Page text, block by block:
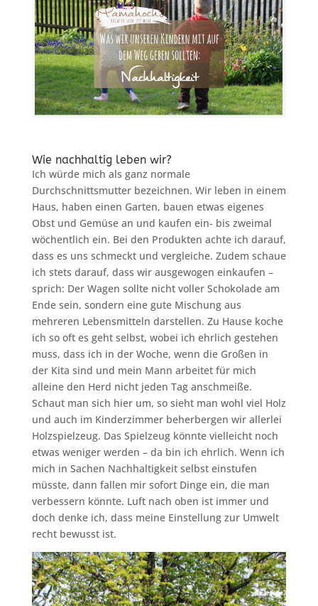
Wie nachhaltig leben wir?
Ich würde mich als ganz normale
Durchschnittsmutter bezeichnen. Wir leben in einem
Haus, haben einen Garten, bauen etwas eigenes
Obst und Gemüse an und kaufen ein- bis zweimal
wöchentlich ein. Bei den Produkten achte ich darauf,
dass es uns schmeckt und vergleiche. Zudem schaue
ich stets darauf, dass wir ausgewogen einkaufen –
sprich: Der Wagen sollte nicht voller Schokolade am
Ende sein, sondern eine gute Mischung aus
mehreren Lebensmitteln darstellen. Zu Hause koche
ich so oft es geht selbst, wobei ich ehrlich gestehen
muss, dass ich in der Woche, wenn die Großen in
der Kita sind und mein Mann arbeitet für mich
alleine den Herd nicht jeden Tag anschmeiße.
Schaut man sich hier um, so sieht man wohl viel Holz
und auch im Kinderzimmer beherbergen wir allerlei
Holzspielzeug. Das Spielzeug könnte vielleicht noch
etwas weniger werden – da bin ich ehrlich. Wenn ich
mich in Sachen Nachhaltigkeit selbst einstufen
müsste, dann fallen mir sofort Dinge ein, die man
verbessern könnte. Luft nach oben ist immer und
doch denke ich, dass meine Einstellung zur Umwelt
recht bewusst ist.